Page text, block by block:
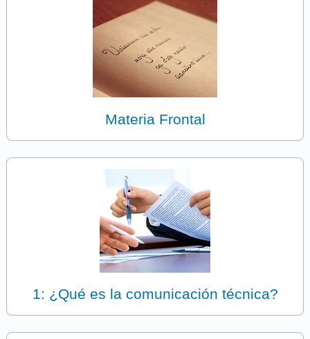
Materia Frontal
1: ¿Qué es la comunicación técnica?